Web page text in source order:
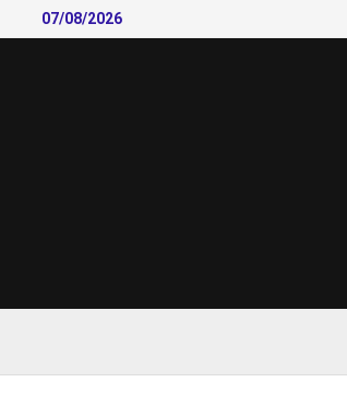
to
07/08/2026